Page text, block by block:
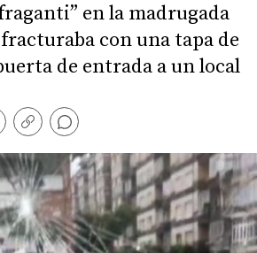
en la madrugada
con una tapa de
de entrada a un local
Copiar